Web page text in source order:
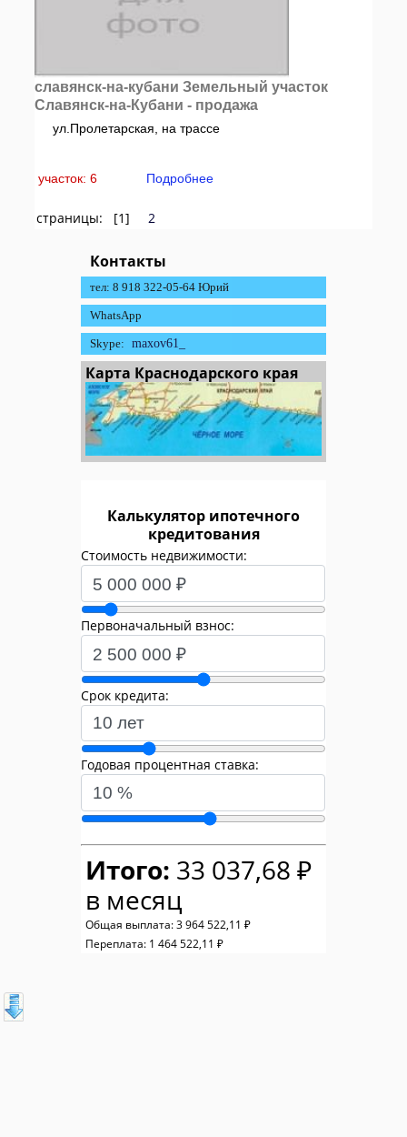
славянск-на-кубани Земельный участок
Славянск-на-Кубани - продажа
ул.Пролетарская, на трассе
участок: 6 Подробнее
страницы: [1] 2
Контакты
тел: 8 918 322-05-64 Юрий
WhatsApp
Skype: maxov61_
Карта Краснодарского края
Калькулятор ипотечного
кредитования
Стоимость недвижимости:
Первоначальный взнос:
Срок кредита:
Годовая процентная ставка:
Итого: 33 037,68 ₽
в месяц
Общая выплата: 3 964 522,11 ₽
Переплата: 1 464 522,11 ₽